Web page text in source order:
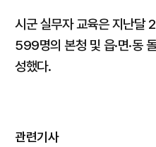
시군 실무자 교육은 지난달
599명의 본청 및 읍·면·동
성했다.
관련기사